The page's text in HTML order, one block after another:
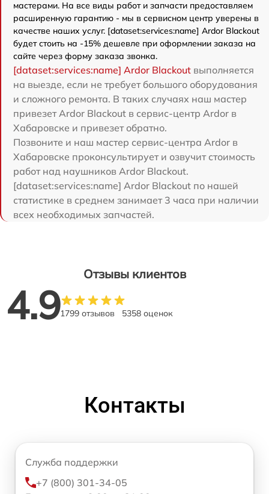
мастерами. На все виды работ и запчасти предоставляем
расширенную гарантию - мы в сервисном центр уверены в
качестве наших услуг. [dataset:services:name] Ardor Blackout
будет стоить на -15% дешевле при оформлении заказа на
сайте через форму заказа звонка.
[dataset:services:name] Ardor Blackout выполняется
на выезде, если не требует большого оборудования
и сложного ремонта. В таких случаях наш мастер
привезет Ardor Blackout в сервис-центр Ardor в
Хабаровске и привезет обратно.
Позвоните и наш мастер сервис-центра Ardor в
Хабаровске проконсультирует и озвучит стоимость
работ над наушников Ardor Blackout.
[dataset:services:name] Ardor Blackout по нашей
статистике в среднем занимает 3 часа при наличии
всех необходимых запчастей.
Отзывы клиентов
4.91799 отзывов 5358 оценок
Контакты
Служба поддержки
+7 (800) 301-34-05